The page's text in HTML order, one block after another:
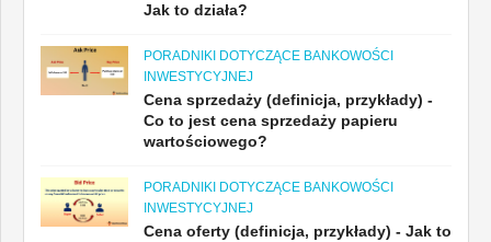
Jak to działa?
PORADNIKI DOTYCZĄCE BANKOWOŚCI
INWESTYCYJNEJ
Cena sprzedaży (definicja, przykłady) -
Co to jest cena sprzedaży papieru
wartościowego?
PORADNIKI DOTYCZĄCE BANKOWOŚCI
INWESTYCYJNEJ
Cena oferty (definicja, przykłady) - Jak to